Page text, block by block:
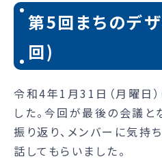
第5回まちのデ
回)
令和4年1月31日（月曜日
した。今回が最後の会議と
振り返り、メンバーに気持
話してもらいました。